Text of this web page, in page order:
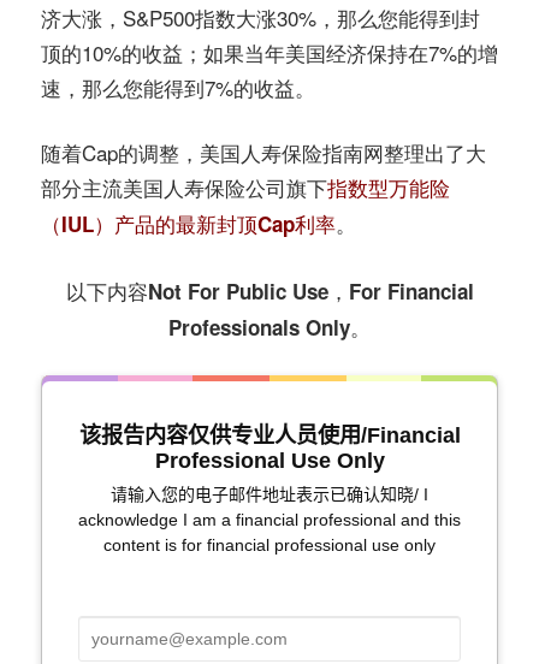
济大涨，S&P500指数大涨30%，那么您能得到封
顶的10%的收益；如果当年美国经济保持在7%的增
速，那么您能得到7%的收益。
随着Cap的调整，美国人寿保险指南网整理出了大
部分主流美国人寿保险公司旗下指数型万能险
（IUL）产品的最新封顶Cap利率。
以下内容Not For Public Use，For Financial
Professionals Only。
该报告内容仅供专业人员使用/Financial
Professional Use Only
请输入您的电子邮件地址表示已确认知晓/ I
acknowledge I am a financial professional and this
content is for financial professional use only